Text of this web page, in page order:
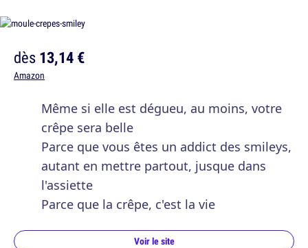
dès13,14 €
Amazon
Même si elle est dégueu, au moins, votre
crêpe sera belle
Parce que vous êtes un addict des smileys,
autant en mettre partout, jusque dans
l'assiette
Parce que la crêpe, c'est la vie
Voir le site